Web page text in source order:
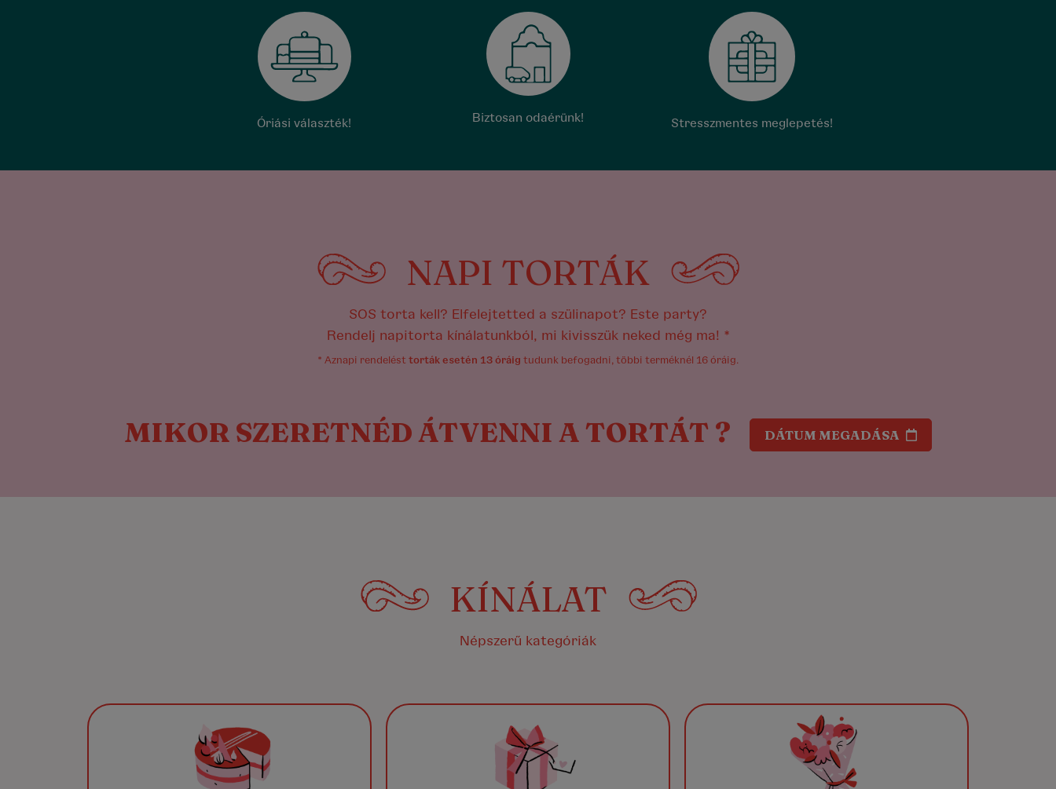
Óriási választék! Biztosan odaérünk! Stresszmentes meglepetés!
NAPI TORTÁK
SOS torta kell? Elfelejtetted a szülinapot? Este party?
Rendelj napitorta kínálatunkból, mi kivisszük neked még ma! *
* Aznapi rendelést torták esetén 13 óráig tudunk befogadni, többi terméknél 16 óráig.
MIKOR SZERETNÉD ÁTVENNI A TORTÁT ? DÁTUM MEGADÁSA
KÍNÁLAT
Népszerű kategóriák